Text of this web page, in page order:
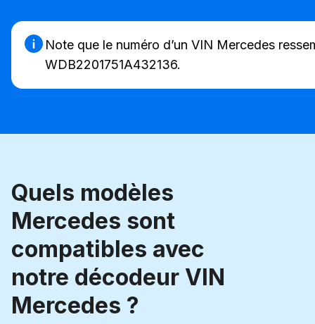
Note que le numéro d’un VIN Mercedes
WDB2201751A432136.
Quels modèles
Mercedes sont
compatibles avec
notre décodeur VIN
Mercedes ?